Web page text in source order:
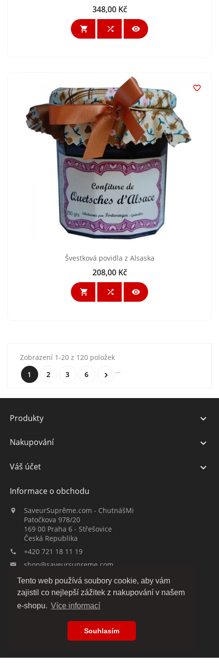
Tento web používá soubory cookie, aby vám
zajistil co nejlepší zážitek z nakupování v našem
e-shopu. Více informací
Souhlasím
Cena
348,00 Kč
  

Švestková povidla z Alsaska
Cena
208,00 Kč
  
Zobrazení 1-20 z 120 položek
1
2 3 …
6 
Produkty 
Nakupování 
Váš účet 
Informace o obchodu

SaveurSuprême.com - ChutnášMi
Patočkova 978/20
169 00 Praha 6 - Střešovice
Česká Republika
 +420 721 18 11 19
 shop@saveursupreme.com
Sledujte nás: